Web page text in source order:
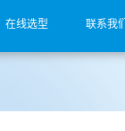
在线选型 联系我们